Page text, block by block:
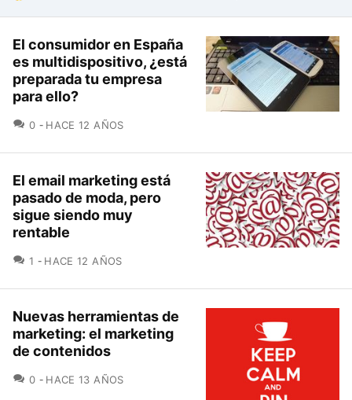
El consumidor en España
es multidispositivo, ¿está
preparada tu empresa
para ello?
0 COMENTARIOS
HACE 12 AÑOS
El email marketing está
pasado de moda, pero
sigue siendo muy
rentable
1 COMENTARIOS
HACE 12 AÑOS
Nuevas herramientas de
marketing: el marketing
de contenidos
0 COMENTARIOS
HACE 13 AÑOS